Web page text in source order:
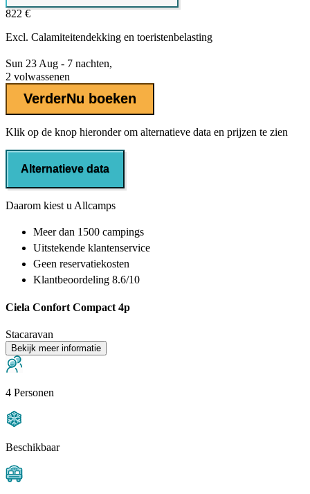
822 €
Excl. Calamiteitendekking en toeristenbelasting
Sun 23 Aug - 7 nachten,
2 volwassenen
VerderNu boeken
Klik op de knop hieronder om alternatieve data en prijzen te zien
Alternatieve data
Daarom kiest u Allcamps
Meer dan 1500 campings
Uitstekende klantenservice
Geen reservatiekosten
Klantbeoordeling 8.6/10
Ciela Confort Compact 4p
Stacaravan
Bekijk meer informatie
4 Personen
Beschikbaar